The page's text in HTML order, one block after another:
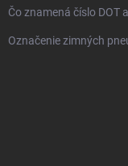
Čo znamená číslo DOT
Označenie zimných